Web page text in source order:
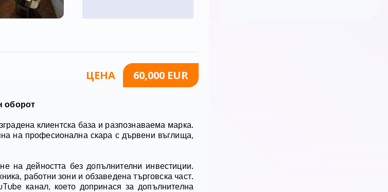
ЦЕНА 60,000 EUR
оборот
клиентска база и разпознаваема марка.
на професионална скара с дървени въглища,
на дейността без допълнителни инвестиции.
работни зони и обзаведена търговска част.
канал, което допринася за допълнителна